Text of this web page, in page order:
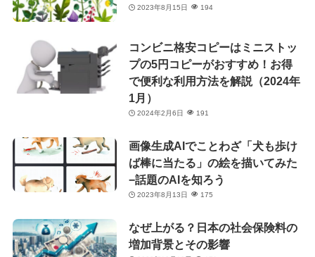
2023年8月15日 194
コンビニ格安コピーはミニストッ
プの5円コピーがおすすめ！お得
で便利な利用方法を解説（2024年
1月）
2024年2月6日 191
画像生成AIでことわざ「犬も歩け
ば棒に当たる」の絵を描いてみた
−話題のAIを知ろう
2023年8月13日 175
なぜ上がる？日本の社会保険料の
増加背景とその影響